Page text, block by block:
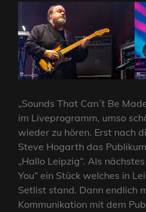
„Sounds That Can´t Be
im Liveprogramm, umso
wieder zu hören. Erst nach
Steve Hogarth das
„Hallo Leipzig“. Als
You“ ein Stück welches in
Setlist stand. Dann endlich
Kommunikation mit dem